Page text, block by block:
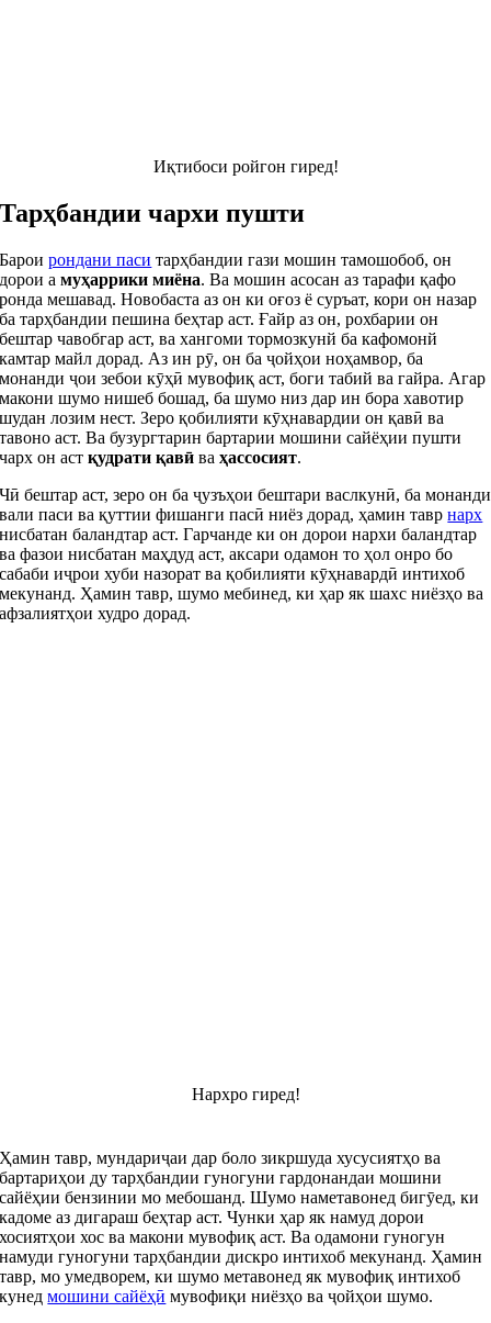
Иқтибоси ройгон гиред!
Тарҳбандии чархи пушти
Бароирондани паси тарҳбандии гази мошин тамошобоб, он
дорои амуҳаррики миёна. Ва мошин асосан аз тарафи қафо
ронда мешавад. Новобаста аз он ки оғоз ё суръат, кори он назар
ба тарҳбандии пешина беҳтар аст. Ғайр аз он, рохбарии он
бештар чавобгар аст, ва хангоми тормозкунй ба кафомонй
камтар майл дорад. Аз ин рӯ, он ба ҷойҳои ноҳамвор, ба
монанди ҷои зебои кӯҳӣ мувофиқ аст, боги табий ва гайра. Агар
макони шумо нишеб бошад, ба шумо низ дар ин бора хавотир
шудан лозим нест. Зеро қобилияти кӯҳнавардии он қавӣ ва
тавоно аст. Ва бузургтарин бартарии мошини сайёҳии пушти
чарх он астқудрати қавӣ ваҳассосият.
Чӣ бештар аст, зеро он ба ҷузъҳои бештари васлкунӣ, ба монанди
вали паси ва қуттии фишанги пасӣ ниёз дорад, ҳамин таврнарх
нисбатан баландтар аст. Гарчанде ки он дорои нархи баландтар
ва фазои нисбатан маҳдуд аст, аксари одамон то ҳол онро бо
сабаби иҷрои хуби назорат ва қобилияти кӯҳнавардӣ интихоб
мекунанд. Ҳамин тавр, шумо мебинед, ки ҳар як шахс ниёзҳо ва
афзалиятҳои худро дорад.
Нархро гиред!
Ҳамин тавр, мундариҷаи дар боло зикршуда хусусиятҳо ва
бартариҳои ду тарҳбандии гуногуни гардонандаи мошини
сайёҳии бензинии мо мебошанд. Шумо наметавонед бигӯед, ки
кадоме аз дигараш беҳтар аст. Чунки ҳар як намуд дорои
хосиятҳои хос ва макони мувофиқ аст. Ва одамони гуногун
намуди гуногуни тарҳбандии дискро интихоб мекунанд. Ҳамин
тавр, мо умедворем, ки шумо метавонед як мувофиқ интихоб
кунедмошини сайёҳӣ мувофиқи ниёзҳо ва ҷойҳои шумо.